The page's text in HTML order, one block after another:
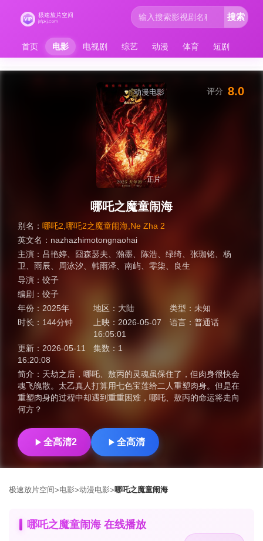
首页 电影 电视剧 综艺 动漫 体育 短剧
搜索
动漫电影
正片
哪吒之魔童闹海
别名： 哪吒2,哪吒2之魔童闹海,Ne Zha 2
英文名： nazhazhimotongnaohai
主演： 吕艳婷 囧森瑟夫 瀚墨 陈浩 绿绮 张珈铭
杨
卫
雨辰 周泳汐 韩雨泽 南屿 零柒
良生
导演： 饺子
编剧： 饺子
年份： 2025年 地区： 大陆 类型： 未知
时长： 144分钟 上映： 2026-05-07
16:05:01
语言： 普通话
更新： 2026-05-11
16:20:08
集数： 1
简介： 天劫之后，哪吒、敖丙的灵魂虽保住了，但肉身很快会
魂飞魄散。太乙真人打算用七色宝莲给二人重塑肉身。但是在
重塑肉身的过程中却遇到重重困难，哪吒、敖丙的命运将走向
何方？
评分 8.0
全高清2 全高清
极速放片空间>电影>动漫电影>哪吒之魔童闹海
哪吒之魔童闹海 在线播放